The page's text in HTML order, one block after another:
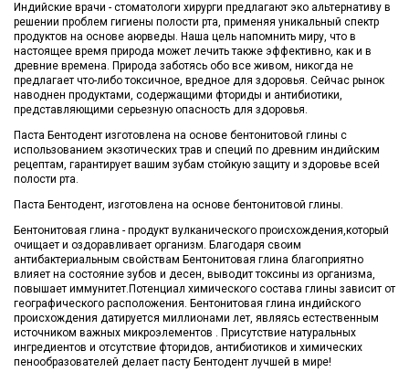
Индийские врачи - стоматологи хирурги предлагают эко альтернативу в
решении проблем гигиены полости рта, применяя уникальный спектр
продуктов на основе аюрведы. Наша цель напомнить миру, что в
настоящее время природа может лечить также эффективно, как и в
древние времена. Природа заботясь обо все живом, никогда не
предлагает что-либо токсичное, вредное для здоровья. Сейчас рынок
наводнен продуктами, содержащими фториды и антибиотики,
представляющими серьезную опасность для здоровья.
Паста Бентодент изготовлена на основе бентонитовой глины с
использованием экзотических трав и специй по древним индийским
рецептам, гарантирует вашим зубам стойкую защиту и здоровье всей
полости рта.
Паста Бентодент, изготовлена на основе бентонитовой глины.
Бентонитовая глина - продукт вулканического происхождения,который
очищает и оздоравливает организм. Благодаря своим
антибактериальным свойствам Бентонитовая глина благоприятно
влияет на состояние зубов и десен, выводит токсины из организма,
повышает иммунитет.Потенциал химического состава глины зависит от
географического расположения. Бентонитовая глина индийского
происхождения датируется миллионами лет, являясь естественным
источником важных микроэлементов . Присутствие натуральных
ингредиентов и отсутствие фторидов, антибиотиков и химических
пенообразователей делает пасту Бентодент лучшей в мире!